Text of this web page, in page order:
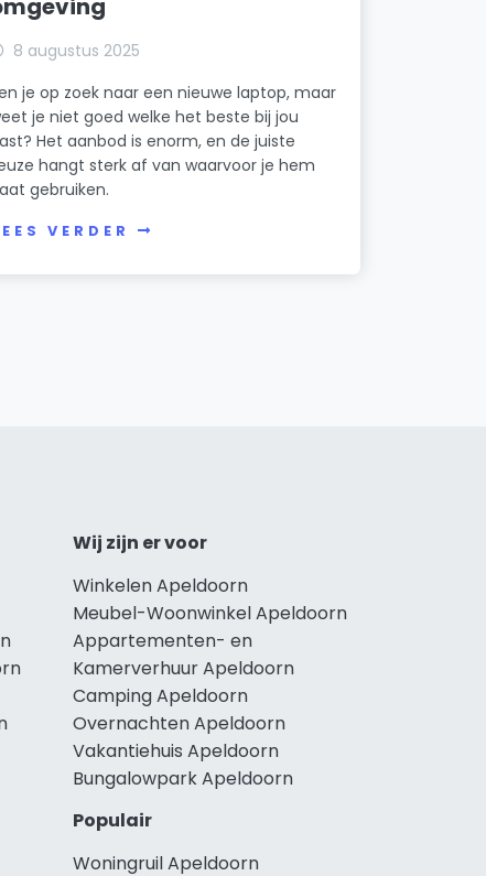
8 augustus 2025
je op zoek naar een nieuwe laptop, maar
je niet goed welke het beste bij jou
Het aanbod is enorm, en de juiste
hangt sterk af van waarvoor je hem
gebruiken.
VERDER
Wij zijn er voor
Winkelen Apeldoorn
Meubel-Woonwinkel Apeldoorn
Appartementen- en
Kamerverhuur Apeldoorn
Camping Apeldoorn
Overnachten Apeldoorn
Vakantiehuis Apeldoorn
Bungalowpark Apeldoorn
Populair
Woningruil Apeldoorn